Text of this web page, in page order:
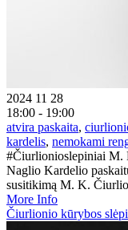
2024 11 28
18:00 - 19:00
atvira paskaita,
kardelis, nemokami
#Čiurlionioslepiniai M.
Naglio Kardelio
susitikimą M. K.
More Info
Čiurlionio kūrybos